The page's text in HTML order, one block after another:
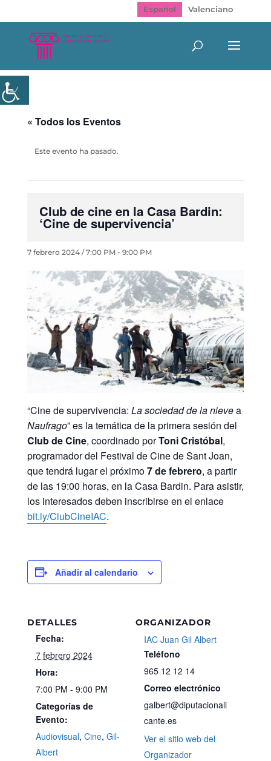
Español Valenciano
« Todos los Eventos
Este evento ha pasado.
Club de cine en la Casa Bardin:
‘Cine de supervivencia’
7 febrero 2024 / 7:00 PM- 9:00 PM
“Cine de supervivencia: La sociedad de la nievea
Naufrago” es la temática de la primera sesión del
Club de Cine, coordinado porToni Cristóbal,
programador del Festival de Cine de Sant Joan,
que tendrá lugar el próximo7 de febrero, a partir
de las 19:00 horas, en la Casa Bardin. Para asistir,
los interesados deben inscribirse en el enlace
bit.ly/ClubCineIAC.
Añadir al calendario
DETALLES
Fecha:
7 febrero 2024
Hora:
7:00 PM - 9:00 PM
Categorías de
Evento:
Audiovisual, Cine, Gil-
Albert
ORGANIZADOR
IAC Juan Gil Albert
Teléfono
965 12 12 14
Correo electrónico
galbert@diputacionali
cante.es
Ver el sitio web del
Organizador